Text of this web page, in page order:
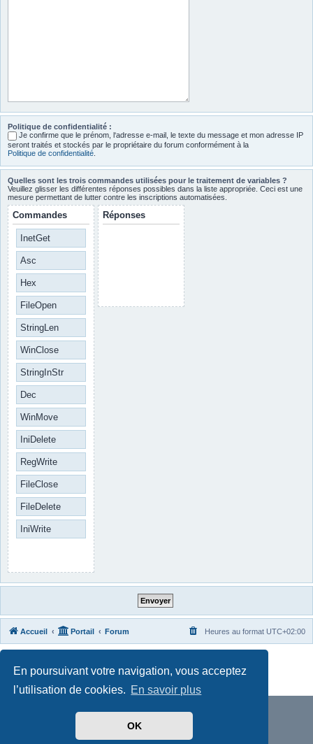
En poursuivant votre navigation, vous acceptez
l’utilisation de cookies. En savoir plus
OK
Politique de confidentialité :
Je confirme que le prénom, l‘adresse e-mail, le texte du message et mon adresse IP
seront traités et stockés par le propriétaire du forum conformément à la
Politique de confidentialité
Quelles sont les trois commandes utilisées pour le traitement de variables ?
Veuillez glisser les différentes réponses possibles dans la liste appropriée. Ceci est une
mesure permettant de lutter contre les inscriptions automatisées.
Commandes
InetGet
Asc
Hex
FileOpen
StringLen
WinClose
StringInStr
Dec
WinMove
IniDelete
RegWrite
FileClose
FileDelete
IniWrite
Réponses
Accueil Portail Forum Heures au format UTC+02:00
Traduit parphpBB-fr.com